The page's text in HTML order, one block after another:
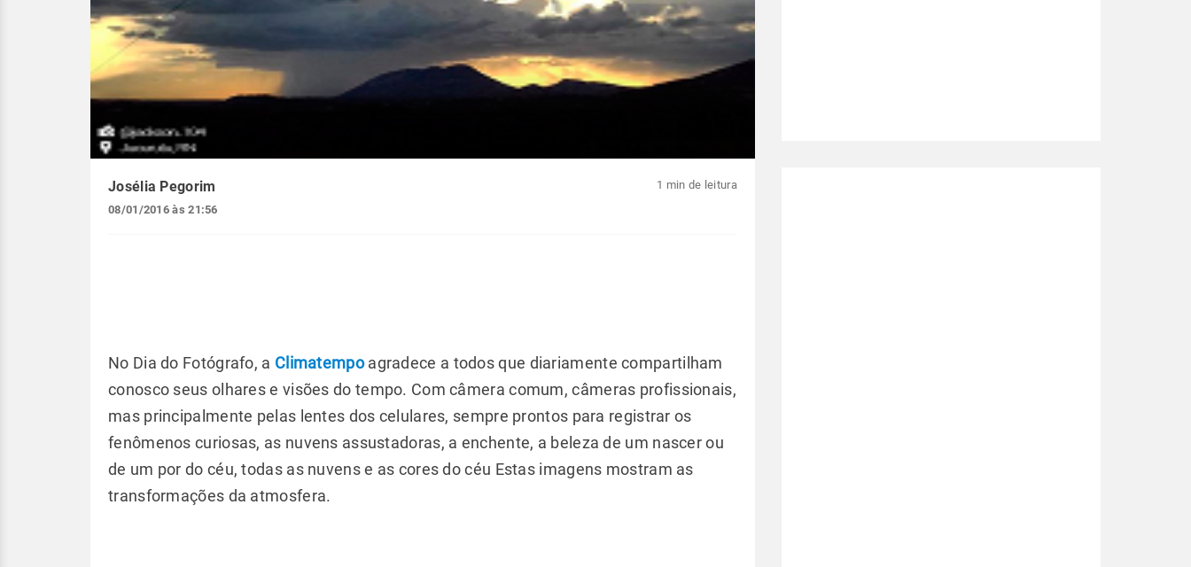
Josélia Pegorim
08/01/2016 às 21:56
1 min de leitura
No Dia do Fotógrafo, a Climatempoagradece a todos que diariamente compartilham
conosco seus olhares e visões do tempo. Com câmera comum, câmeras profissionais,
mas principalmente pelas lentes dos celulares, sempre prontos para registrar os
fenômenos curiosas, as nuvens assustadoras, a enchente, a beleza de um nascer ou
de um por do céu, todas as nuvens e as cores do céu Estas imagens mostram as
transformações da atmosfera.